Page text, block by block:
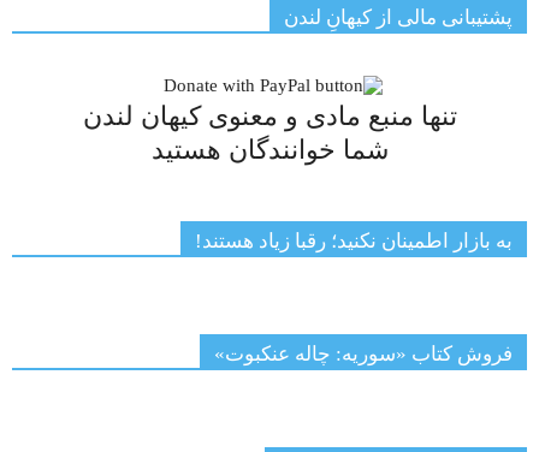
پشتیبانی مالی از کیهانِ لندن
تنها منبع مادی و معنوی کیهان لندن
شما خوانندگان هستید
به بازار اطمینان نکنید؛ رقبا زیاد هستند!
فروش کتاب «سوریه: چاله عنکبوت»